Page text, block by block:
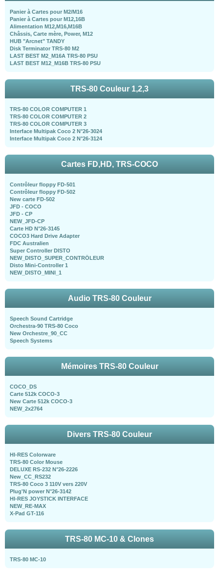
Panier à Cartes pour M2/M16
Panier à Cartes pour M12,16B
Alimentation M12,M16,M16B
Châssis, Carte mère, Power, M12
HUB "Arcnet" TANDY
Disk Terminator TRS-80 M2
LAST BEST M2_M16A TRS-80 PSU
LAST BEST M12_M16B TRS-80 PSU
TRS-80 Couleur 1,2,3
TRS-80 COLOR COMPUTER 1
TRS-80 COLOR COMPUTER 2
TRS-80 COLOR COMPUTER 3
Interface Multipak Coco 2 N°26-3024
Interface Multipak Coco 2 N°26-3124
Cartes FD,HD, TRS-COCO
Contrôleur floppy FD-501
Contrôleur floppy FD-502
New carte FD-502
JFD - COCO
JFD - CP
NEW_JFD-CP
Carte HD N°26-3145
COCO3 Hard Drive Adapter
FDC Australien
Super Controller DISTO
NEW_DISTO_SUPER_CONTRÖLEUR
Disto Mini-Controller 1
NEW_DISTO_MINI_1
Audio TRS-80 Couleur
Speech Sound Cartridge
Orchestra-90 TRS-80 Coco
New Orchestre_90_CC
Speech Systems
Mémoires TRS-80 Couleur
COCO_DS
Carte 512k COCO-3
New Carte 512k COCO-3
NEW_2x2764
Divers TRS-80 Couleur
HI-RES Colorware
TRS-80 Color Mouse
DELUXE RS-232 N°26-2226
New_CC_RS232
TRS-80 Coco 3 110V vers 220V
Plug'N power N°26-3142
HI-RES JOYSTICK INTERFACE
NEW_RE-MAX
X-Pad GT-116
TRS-80 MC-10 & Clones
TRS-80 MC-10